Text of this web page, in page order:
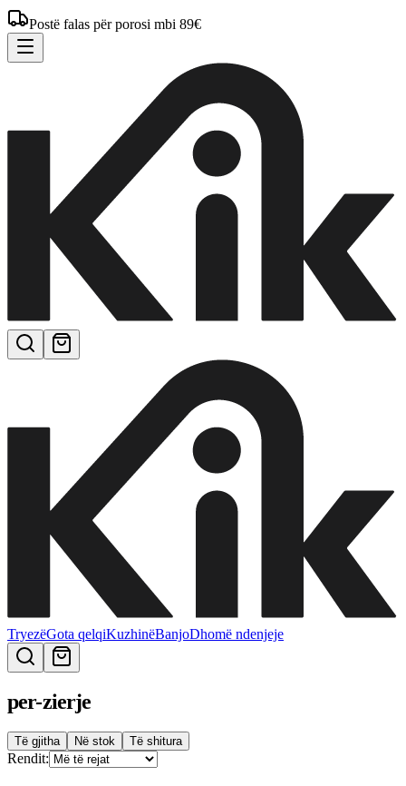
Postë falas për porosi mbi 89€
TryezëGota qelqiKuzhinëBanjoDhomë ndenjeje
per-zierje
Të gjitha Në stok Të shitura
Rendit: